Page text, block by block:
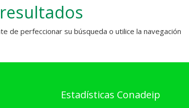
de perfeccionar su búsqueda o utilice la navegación
Estadísticas Conadeip